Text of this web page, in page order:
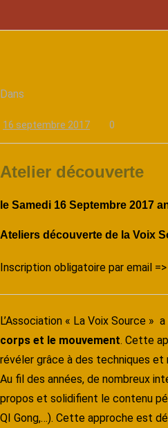
Dans
16 septembre 2017 0
Atelier découverte
le Samedi 16 Septembre 2017
Ateliers découverte de la Voix
Inscription obligatoire par email =>
L’Association « La Voix Source
corps et le mouvement. Cette
révéler grâce à des techniques et
Au fil des années, de nombreux
propos et solidifient le contenu
QI Gong,…). Cette approche est